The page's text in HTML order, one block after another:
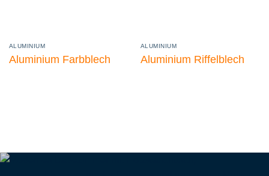
ALUMINIUM
Aluminium Farbblech
ALUMINIUM
Aluminium Riffelblech